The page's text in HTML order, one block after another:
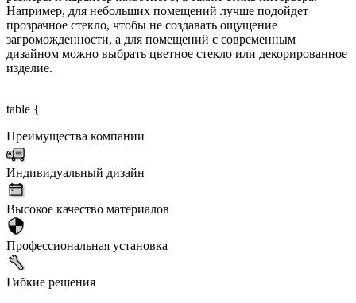
Например, для небольших помещений лучше подойдет
прозрачное стекло, чтобы не создавать ощущение
загроможденности, а для помещений с современным
дизайном можно выбрать цветное стекло или декорированное
изделие.
table {
Преимущества компании
Индивидуальный дизайн
Высокое качество материалов
Профессиональная установка
Гибкие решения